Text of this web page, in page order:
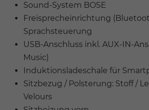
Sound-System BOSE
Freisprecheinrichtung
Sprachsteuerung
USB-Anschluss inkl. AUX-IN-
Music)
Induktionsladeschale für
Sitzbezug / Polsterung: Stoff /
Velours